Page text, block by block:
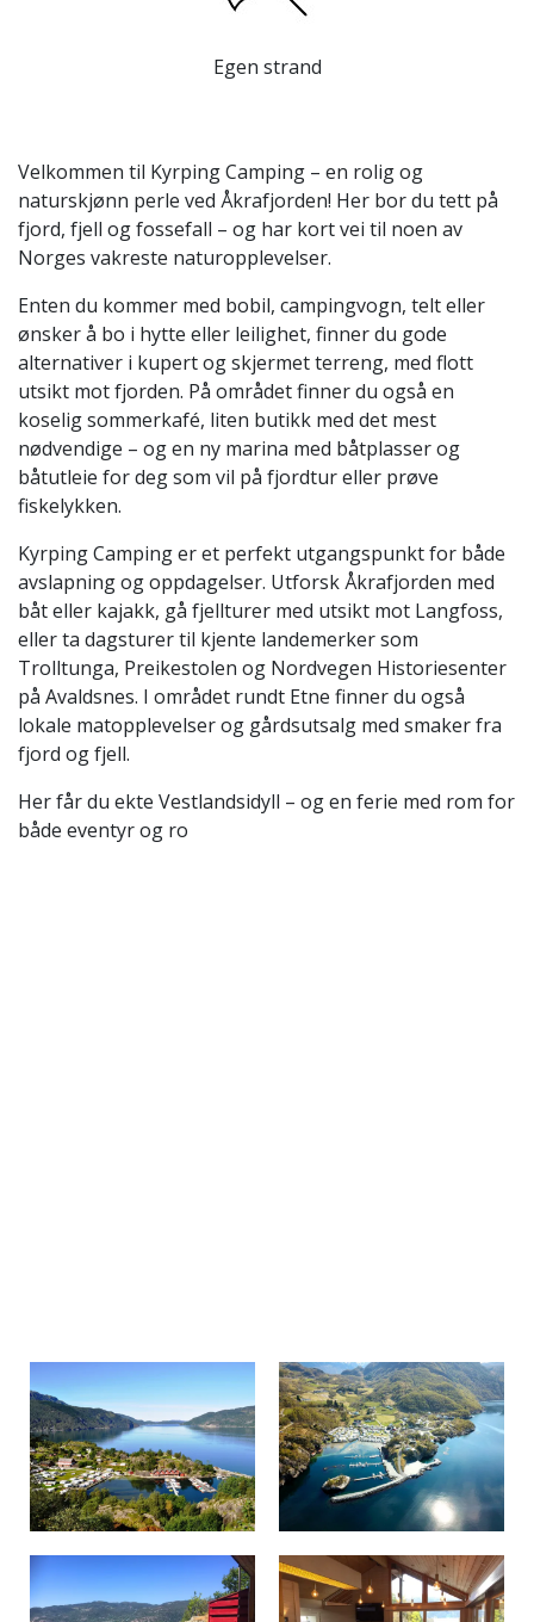
Egen strand
Velkommen til Kyrping Camping – en rolig og
naturskjønn perle ved Åkrafjorden! Her bor du tett på
fjord, fjell og fossefall – og har kort vei til noen av
Norges vakreste naturopplevelser.
Enten du kommer med bobil, campingvogn, telt eller
ønsker å bo i hytte eller leilighet, finner du gode
alternativer i kupert og skjermet terreng, med flott
utsikt mot fjorden. På området finner du også en
koselig sommerkafé, liten butikk med det mest
nødvendige – og en ny marina med båtplasser og
båtutleie for deg som vil på fjordtur eller prøve
fiskelykken.
Kyrping Camping er et perfekt utgangspunkt for både
avslapning og oppdagelser. Utforsk Åkrafjorden med
båt eller kajakk, gå fjellturer med utsikt mot Langfoss,
eller ta dagsturer til kjente landemerker som
Trolltunga, Preikestolen og Nordvegen Historiesenter
på Avaldsnes. I området rundt Etne finner du også
lokale matopplevelser og gårdsutsalg med smaker fra
fjord og fjell.
Her får du ekte Vestlandsidyll – og en ferie med rom for
både eventyr og ro